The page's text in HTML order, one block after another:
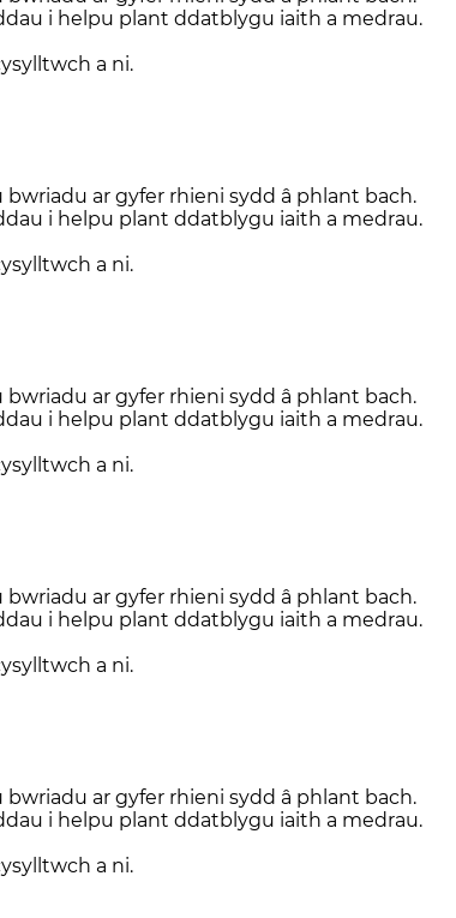
i helpu plant ddatblygu iaith a medrau.
a ni.
bwriadu ar gyfer rhieni sydd â phlant bach.
i helpu plant ddatblygu iaith a medrau.
a ni.
bwriadu ar gyfer rhieni sydd â phlant bach.
i helpu plant ddatblygu iaith a medrau.
a ni.
bwriadu ar gyfer rhieni sydd â phlant bach.
i helpu plant ddatblygu iaith a medrau.
a ni.
bwriadu ar gyfer rhieni sydd â phlant bach.
i helpu plant ddatblygu iaith a medrau.
a ni.